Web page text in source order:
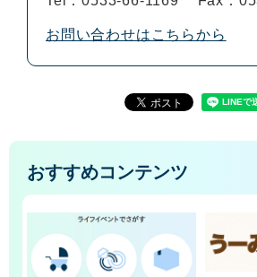
お問い合わせはこちらから
おすすめコンテンツ